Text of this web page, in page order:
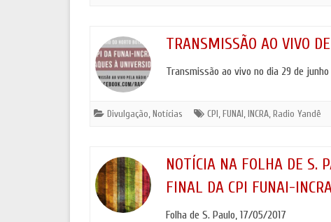
TRANSMISSÃO AO VIVO
Transmissão ao vivo no dia 29 de
Divulgação,Notícias CPI,FUNAI,INCRA,Radio Yandê
NOTÍCIA NA FOLHA DE S.
FINAL DA CPI FUNAI-
Folha de S. Paulo, 17/05/2017